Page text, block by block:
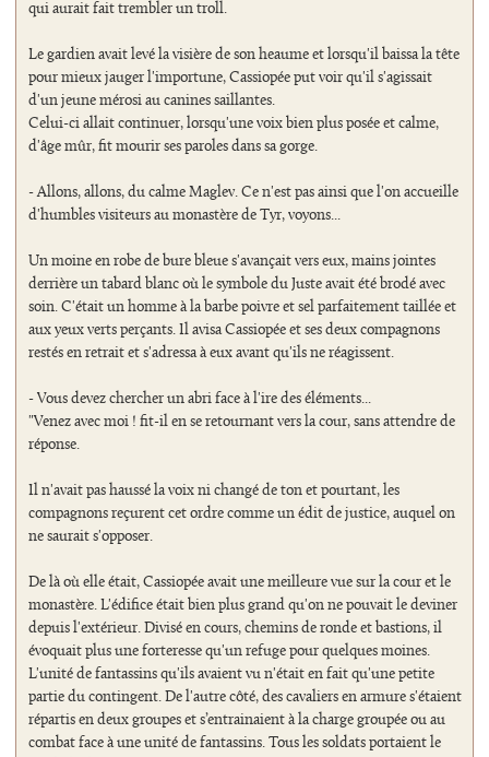
qui aurait fait trembler un troll.
Le gardien avait levé la visière de son heaume et lorsqu'il baissa la tête
pour mieux jauger l'importune, Cassiopée put voir qu'il s'agissait
d'un jeune mérosi au canines saillantes.
Celui-ci allait continuer, lorsqu'une voix bien plus posée et calme,
d'âge mûr, fit mourir ses paroles dans sa gorge.
- Allons, allons, du calme Maglev. Ce n'est pas ainsi que l'on accueille
d'humbles visiteurs au monastère de Tyr, voyons...
Un moine en robe de bure bleue s'avançait vers eux, mains jointes
derrière un tabard blanc où le symbole du Juste avait été brodé avec
soin. C'était un homme à la barbe poivre et sel parfaitement taillée et
aux yeux verts perçants. Il avisa Cassiopée et ses deux compagnons
restés en retrait et s'adressa à eux avant qu'ils ne réagissent.
- Vous devez chercher un abri face à l'ire des éléments...
"Venez avec moi ! fit-il en se retournant vers la cour, sans attendre de
réponse.
Il n'avait pas haussé la voix ni changé de ton et pourtant, les
compagnons reçurent cet ordre comme un édit de justice, auquel on
ne saurait s'opposer.
De là où elle était, Cassiopée avait une meilleure vue sur la cour et le
monastère. L'édifice était bien plus grand qu'on ne pouvait le deviner
depuis l'extérieur. Divisé en cours, chemins de ronde et bastions, il
évoquait plus une forteresse qu'un refuge pour quelques moines.
L'unité de fantassins qu'ils avaient vu n'était en fait qu'une petite
partie du contingent. De l'autre côté, des cavaliers en armure s'étaient
répartis en deux groupes et s’entrainaient à la charge groupée ou au
combat face à une unité de fantassins. Tous les soldats portaient le